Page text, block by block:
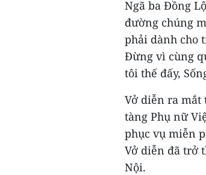
Ngã ba Đồng
đường chúng
phải dành cho
Đừng vì cùng
tôi thế đấy,
Vở diễn ra mắt
tàng Phụ nữ
phục vụ miễn
Vở diễn đã trở
Nội.